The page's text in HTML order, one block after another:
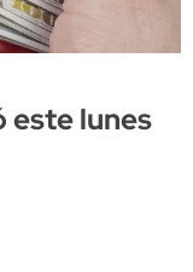
este lunes